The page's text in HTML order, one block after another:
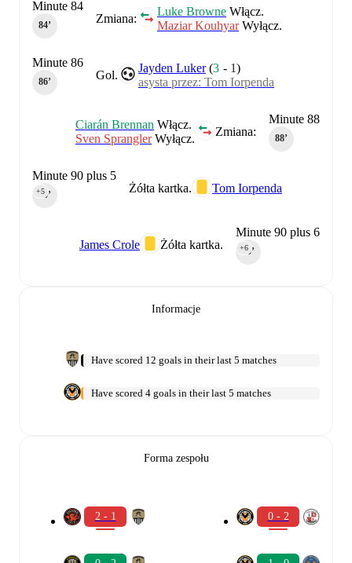
Zmiana:
Luke Browne Włącz.
Maziar KouhyarWyłącz.
Minute 84
84‎’‎
Gol.
Jayden Luker (3 - 1)
asysta przez: Tom Iorpenda
Minute 86
86‎’‎
Minute 88
88‎’‎
Zmiana:
Ciarán Brennan Włącz.
Sven SpranglerWyłącz.
Żółta kartka. Tom Iorpenda
Minute 90 plus 5
90‎’‎
+5
Minute 90 plus 6
90‎’‎
+6
Żółta kartka.
James Crole
Informacje
Have scored 12 goals in their last 5 matches
Have scored 4 goals in their last 5 matches
Forma zespołu
2 - 1 0 - 2